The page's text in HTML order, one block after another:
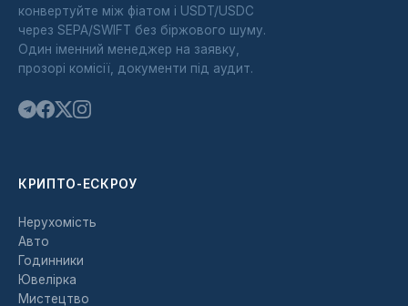
конвертуйте між фіатом і USDT/USDC
через SEPA/SWIFT без біржового шуму.
Один іменний менеджер на заявку,
прозорі комісії, документи під аудит.
КРИПТО-ЕСКРОУ
Нерухомість
Авто
Годинники
Ювелірка
Мистецтво